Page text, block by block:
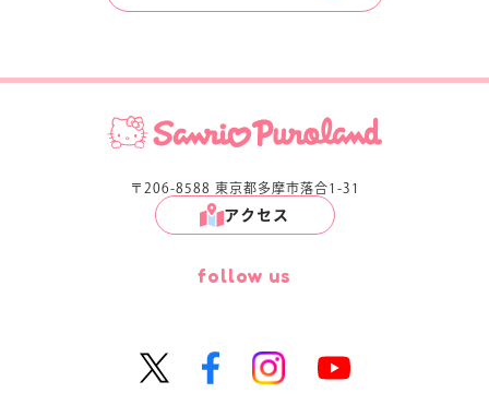
〒206-8588 東京都多摩市落合1-31
アクセス
follow us